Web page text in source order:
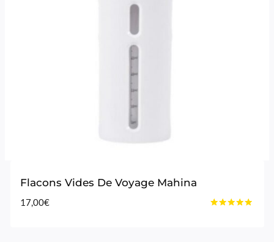
Flacons Vides De Voyage Mahina
17,00€